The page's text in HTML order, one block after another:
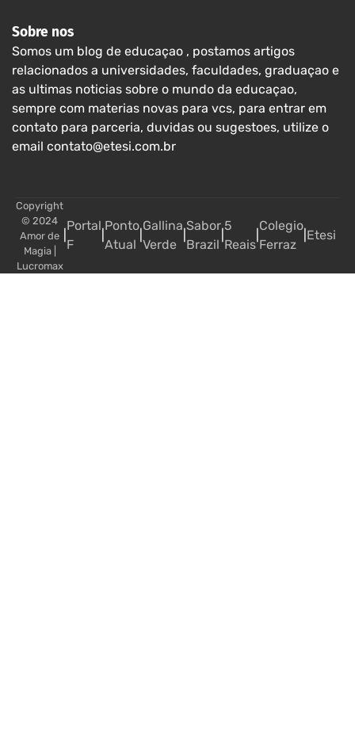
Sobre nos
Somos um blog de educaçao , postamos artigos
relacionados a universidades, faculdades, graduaçao e
as ultimas noticias sobre o mundo da educaçao,
sempre com materias novas para vcs, para entrar em
contato para parceria, duvidas ou sugestoes, utilize o
email contato@etesi.com.br
Copyright
© 2024
Amor de
Magia|
Lucromax
Portal
F
Ponto
Atual
Gallina
Verde
Sabor
Brazil
5
Reais
Colegio
Ferraz
Etesi